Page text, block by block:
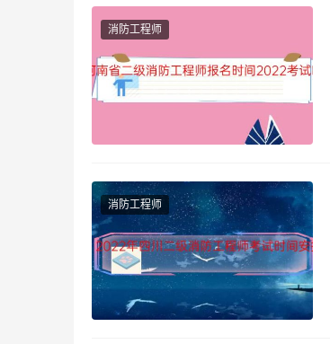
消防工程师
消防工程师